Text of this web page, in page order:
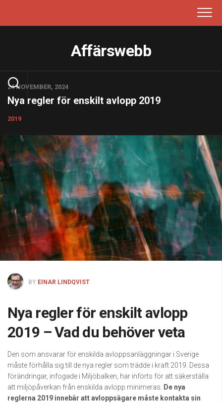
content
Affärswebb
24 NOVEMBER, 2024
Nya regler för enskilt avlopp 2019
2019
BY EINAR LINDQVIST
Nya regler för enskilt avlopp
2019 – Vad du behöver veta
Den som ansvarar för enskilda avloppsanläggningar i Sverige
måste förhålla sig till de nya regler som trädde i kraft 2019. Dessa
förändringar, infogade i Miljöbalken, har införts för att säkerställa
att miljöpåverkan från enskilda avlopp minimeras. De nya
reglerna 2019 innebär att avloppsägare måste kontakta sin